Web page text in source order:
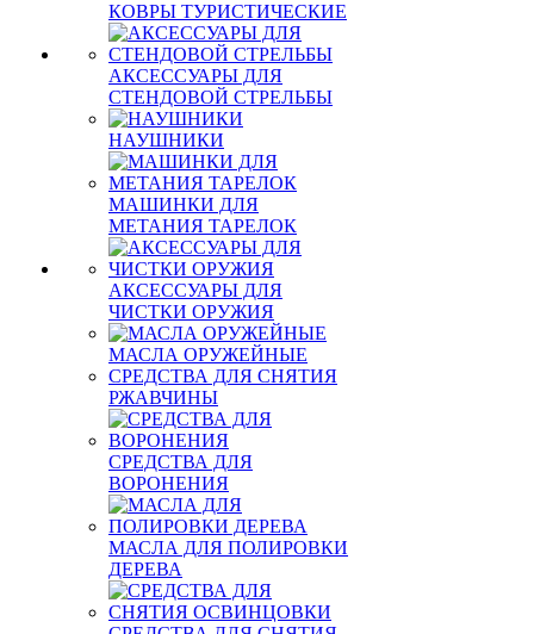
КОВРЫ ТУРИСТИЧЕСКИЕ
АКСЕССУАРЫ ДЛЯ
СТЕНДОВОЙ СТРЕЛЬБЫ
НАУШНИКИ
МАШИНКИ ДЛЯ
МЕТАНИЯ ТАРЕЛОК
АКСЕССУАРЫ ДЛЯ
ЧИСТКИ ОРУЖИЯ
МАСЛА ОРУЖЕЙНЫЕ
СРЕДСТВА ДЛЯ СНЯТИЯ
РЖАВЧИНЫ
СРЕДСТВА ДЛЯ
ВОРОНЕНИЯ
МАСЛА ДЛЯ ПОЛИРОВКИ
ДЕРЕВА